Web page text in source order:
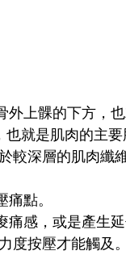
上髁的下方，也
就是肌肉的主要
深層的肌肉纖
點。
感，或是產生延
度按壓才能觸及